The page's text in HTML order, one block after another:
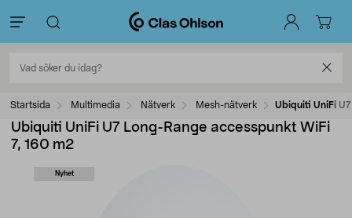
Startsida Multimedia Nätverk Mesh-nätverk Ubiquiti UniFi
Ubiquiti UniFi U7 Long-Range accesspunkt WiFi
7, 160 m2
Nyhet